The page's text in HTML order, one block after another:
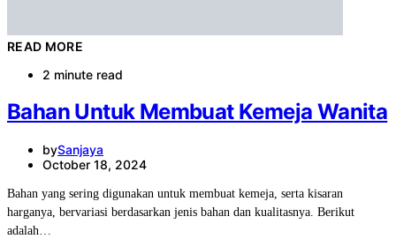
READ MORE
2 minute read
Bahan Untuk Membuat Kemeja Wanita
bySanjaya
October 18, 2024
Bahan yang sering digunakan untuk membuat kemeja, serta kisaran
harganya, bervariasi berdasarkan jenis bahan dan kualitasnya. Berikut
adalah…